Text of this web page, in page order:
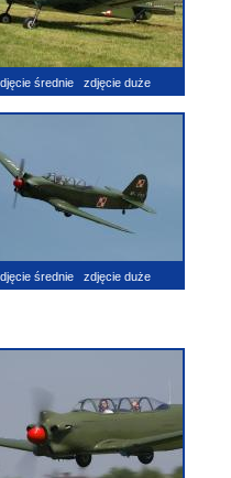
średnie zdjęcie duże
średnie zdjęcie duże